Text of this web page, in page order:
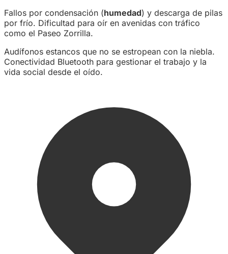
Fallos por condensación (humedad) y descarga de pilas
por frío. Dificultad para oír en avenidas con tráfico
como el Paseo Zorrilla.
Audífonos estancos que no se estropean con la niebla.
Conectividad Bluetooth para gestionar el trabajo y la
vida social desde el oído.